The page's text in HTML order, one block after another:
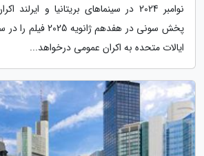
نوامبر 2024 در سینماهای بریتانیا و
پخش سونی در هفدهم
ایالات متحده به اکران عمومی درخواهد...